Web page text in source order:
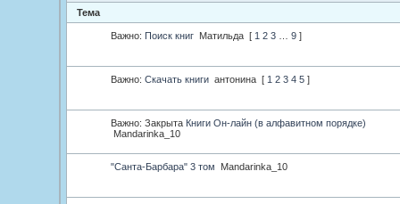
Тема
Важно: Поиск книг Матильда [ 1 2 3 9 ]
Важно: Скачать книги антонина [ 1 2 3 4 5 ]
Важно: Закрыта Книги Он-лайн (в алфавитном порядке)
Mandarinka_10
"Санта-Барбара" 3 том Mandarinka_10